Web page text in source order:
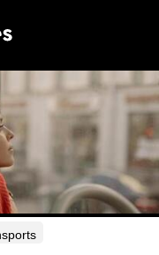
de voiture